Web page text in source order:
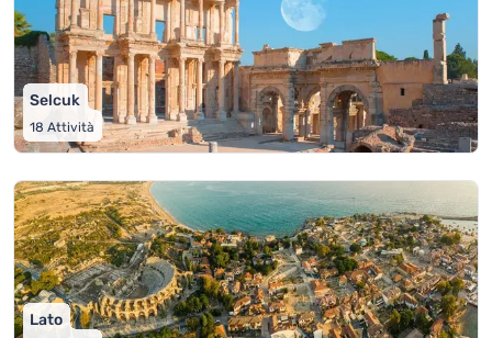
Selcuk
18 Attività
Lato